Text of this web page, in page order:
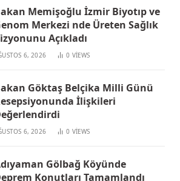
Memişoğlu İzmir Biyotıp ve
Merkezi nde Üreten Sağlık
Açıkladı
6, 2026 0 VIEWS
Göktaş Belçika Milli Günü
İlişkileri
6, 2026 0 VIEWS
Gölbağ Köyünde
Konutları Tamamlandı